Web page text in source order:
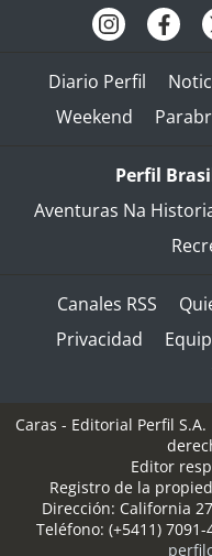
Diario Perfil
Weekend
Perfil
Aventuras Na
Canales RSS
Privacidad
Caras - Editorial Perfil S.A.
Editor
Registro de la
Dirección: California
Teléfono: (+5411) 7091-